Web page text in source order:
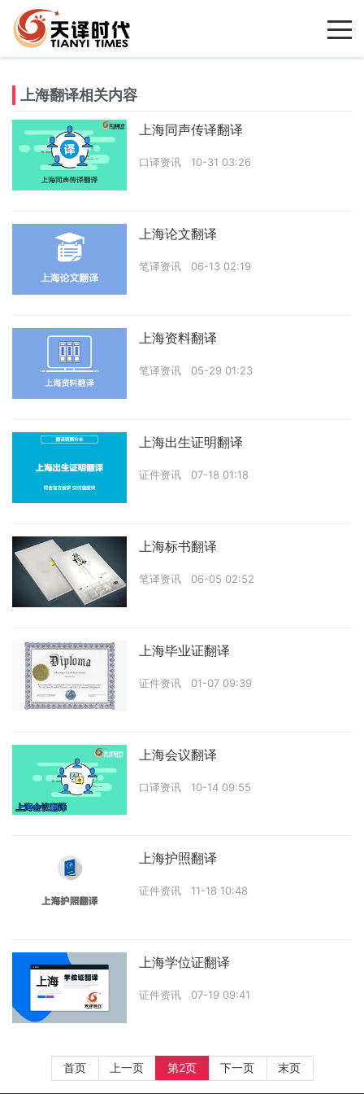
上海翻译相关内容
上海同声传译翻译
口译资讯 10-31 03:26
上海论文翻译
笔译资讯 06-13 02:19
上海资料翻译
笔译资讯 05-29 01:23
上海出生证明翻译
证件资讯 07-18 01:18
上海标书翻译
笔译资讯 06-05 02:52
上海毕业证翻译
证件资讯 01-07 09:39
上海会议翻译
口译资讯 10-14 09:55
上海护照翻译
证件资讯 11-18 10:48
上海学位证翻译
证件资讯 07-19 09:41
首页 上一页 第2页 下一页 末页